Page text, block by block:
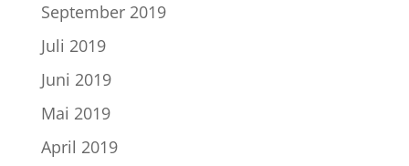
September 2019
Juli 2019
Juni 2019
Mai 2019
April 2019